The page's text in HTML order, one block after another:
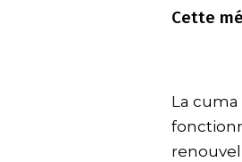
Cette
La cuma